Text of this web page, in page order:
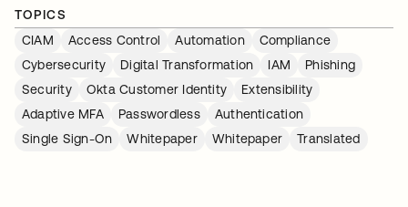
TOPICS
CIAM
Access Control Automation
Compliance
Cybersecurity
Digital Transformation IAM
Phishing
Security
Okta Customer Identity
Extensibility
Adaptive MFA
Passwordless
Authentication
Single Sign-On
Whitepaper Whitepaper Translated